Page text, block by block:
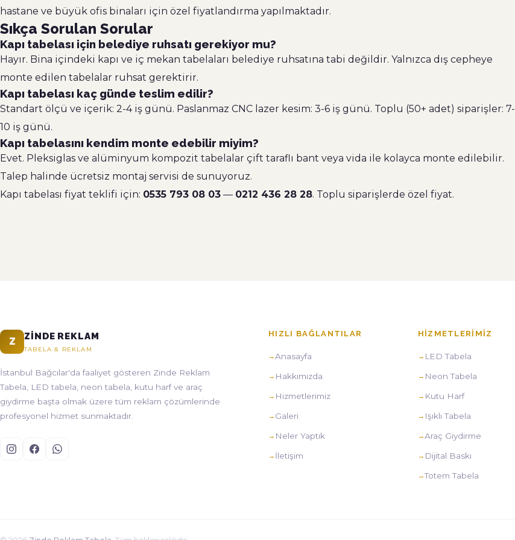
hastane ve büyük ofis binaları için özel fiyatlandırma yapılmaktadır.
Sıkça Sorulan Sorular
Kapı tabelası için belediye ruhsatı gerekiyor mu?
Hayır. Bina içindeki kapı ve iç mekan tabelaları belediye ruhsatına tabi değildir. Yalnızca dış cepheye
monte edilen tabelalar ruhsat gerektirir.
Kapı tabelası kaç günde teslim edilir?
Standart ölçü ve içerik: 2-4 iş günü. Paslanmaz CNC lazer kesim: 3-6 iş günü. Toplu (50+ adet) siparişler: 7-
10 iş günü.
Kapı tabelasını kendim monte edebilir miyim?
Evet. Pleksiglas ve alüminyum kompozit tabelalar çift taraflı bant veya vida ile kolayca monte edilebilir.
Talep halinde ücretsiz montaj servisi de sunuyoruz.
Kapı tabelası fiyat teklifi için: 0535 793 08 03 — 0212 436 28 28. Toplu siparişlerde özel fiyat.
Z ZINDE REKLAM
TABELA & REKLAM
İstanbul Bağcılar'da faaliyet gösteren Zinde Reklam
Tabela, LED tabela, neon tabela, kutu harf ve araç
giydirme başta olmak üzere tüm reklam çözümlerinde
profesyonel hizmet sunmaktadır.
HIZLI BAĞLANTILAR
Anasayfa
Hakkımızda
Hizmetlerimiz
Galeri
Neler Yaptık
İletişim
HIZMETLERIMIZ
LED Tabela
Neon Tabela
Kutu Harf
Işıklı Tabela
Araç Giydirme
Dijital Baskı
Totem Tabela